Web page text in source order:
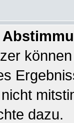
dazu.